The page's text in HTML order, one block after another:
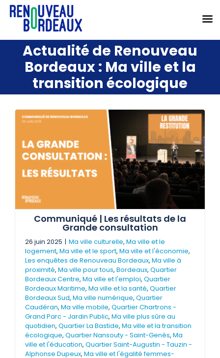
contenu
Ma ville et la
transition écologique
Communiqué | Les résultats de la
Grande consultation
26 juin 2025 | Ma ville culturelle, Ma ville et le
logement, Ma ville et le sport, Ma ville et l'économie,
Les enquêtes de Renouveau Bordeaux, Ma ville à
proximité, Ma ville pour tous, Bordeaux, Quartier
Bordeaux Centre, Ma ville et l'emploi, Quartier
Bordeaux Maritime, Ma ville et la santé, Quartier
Bordeaux Sud, Ma ville numérique, Quartier
Caudéran, Ma ville mobile, Quartier Chartrons -
Grand Parc - Jardin Public, Ma ville plus sûre au
quotidien, Quartier La Bastide, Ma ville et la transition
écologique, Quartier Nansouty - Saint-Genès, Ma
ville et l'éducation, Quartier Saint-Augustin - Tauzin -
Alphonse Dupeux, Ma ville et l'égalité femmes-